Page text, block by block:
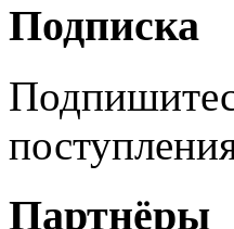
Подписка
Партнёры